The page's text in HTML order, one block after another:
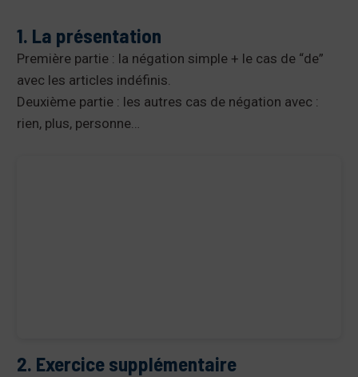
1. La présentation
Première partie : la négation simple + le cas de “de”
avec les articles indéfinis.
Deuxième partie : les autres cas de négation avec :
rien, plus, personne…
2. Exercice supplémentaire